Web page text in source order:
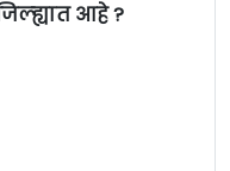
आहे ?